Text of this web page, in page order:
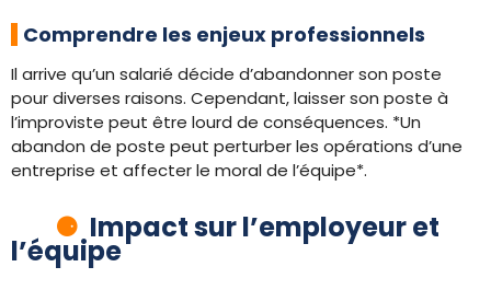
Comprendre les enjeux professionnels
Il arrive qu’un salarié décide d’abandonner son poste
pour diverses raisons. Cependant, laisser son poste à
l’improviste peut être lourd de conséquences. *Un
abandon de poste peut perturber les opérations d’une
entreprise et affecter le moral de l’équipe*.
Impact sur l’employeur et
l’équipe